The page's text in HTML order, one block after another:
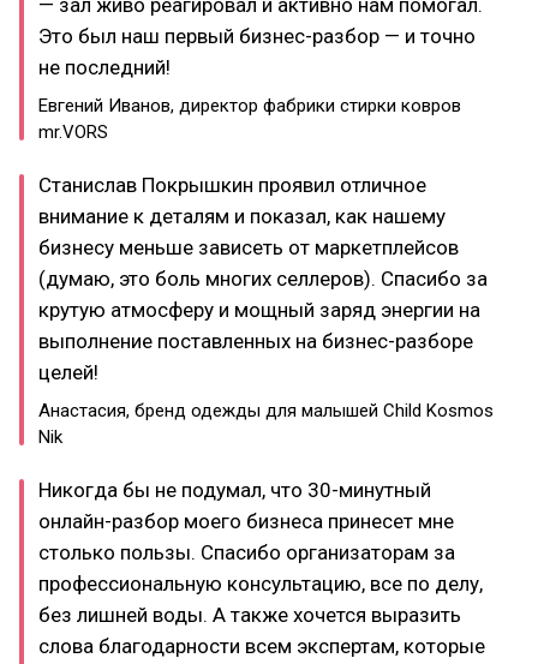
— зал живо реагировал и активно нам помогал.
Это был наш первый бизнес-разбор — и точно
не последний!
Евгений Иванов, директор фабрики стирки ковров
mr.VORS
Станислав Покрышкин проявил отличное
внимание к деталям и показал, как нашему
бизнесу меньше зависеть от маркетплейсов
(думаю, это боль многих селлеров). Спасибо за
крутую атмосферу и мощный заряд энергии на
выполнение поставленных на бизнес-разборе
целей!
Анастасия, бренд одежды для малышей Child Kosmos
Nik
Никогда бы не подумал, что 30-минутный
онлайн-разбор моего бизнеса принесет мне
столько пользы. Спасибо организаторам за
профессиональную консультацию, все по делу,
без лишней воды. А также хочется выразить
слова благодарности всем экспертам, которые